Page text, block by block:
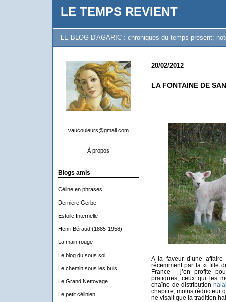
LE TEMPS REVIENT
LE BLOG D'AGARIC : chroniques du temps présent;
vaucouleurs@gmail.com
À propos
Blogs amis
Céline en phrases
Dernière Gerbe
Estoile Internelle
Henri Béraud (1885-1958)
La main rouge
Le blog du sous sol
Le chemin sous les buis
Le Grand Nettoyage
Le petit célinien
20/02/2012
LA FONTAINE DE
A la faveur d’une
récemment par la « fille
France— j’en profite
pratiques, ceux qui les
chaîne de distribution
chapitre, moins réducteur
ne visait que la tradition